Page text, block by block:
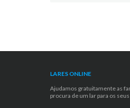
LARES ONLINE
Ajudamos gratuitamente as
procura de um lar para os